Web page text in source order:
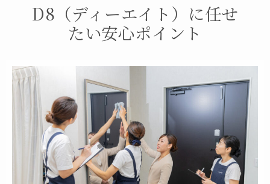
D8（ディーエイト）に任せ
たい安心ポイント